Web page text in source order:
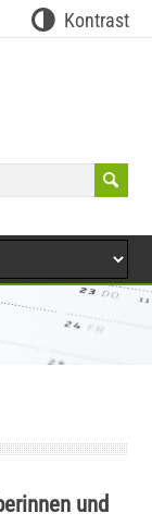
Kontrast
und